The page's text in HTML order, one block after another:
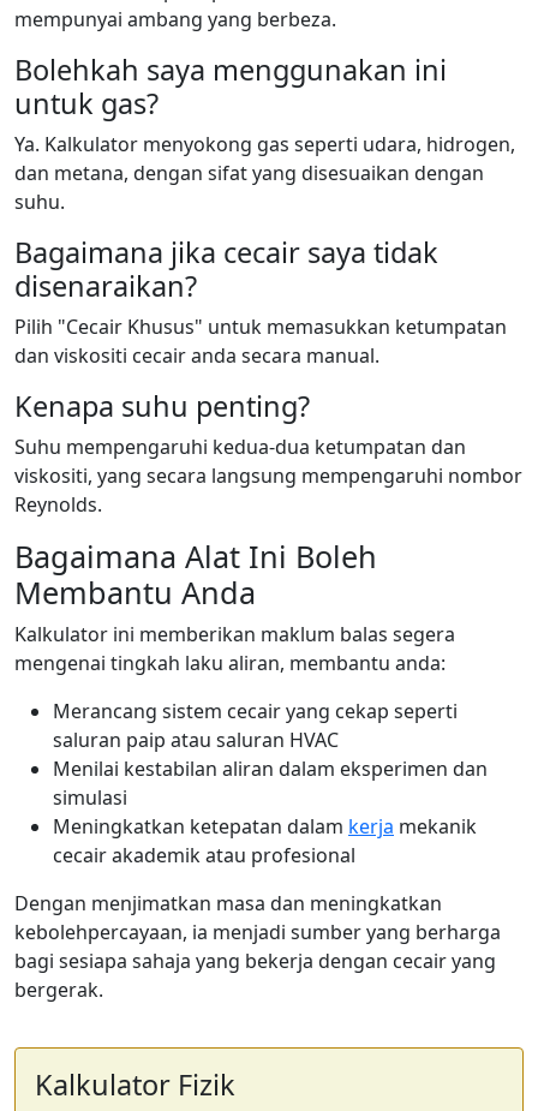
mempunyai ambang yang berbeza.
Bolehkah saya menggunakan ini
untuk gas?
Ya. Kalkulator menyokong gas seperti udara, hidrogen,
dan metana, dengan sifat yang disesuaikan dengan
suhu.
Bagaimana jika cecair saya tidak
disenaraikan?
Pilih "Cecair Khusus" untuk memasukkan ketumpatan
dan viskositi cecair anda secara manual.
Kenapa suhu penting?
Suhu mempengaruhi kedua-dua ketumpatan dan
viskositi, yang secara langsung mempengaruhi nombor
Reynolds.
Bagaimana Alat Ini Boleh
Membantu Anda
Kalkulator ini memberikan maklum balas segera
mengenai tingkah laku aliran, membantu anda:
Merancang sistem cecair yang cekap seperti
saluran paip atau saluran HVAC
Menilai kestabilan aliran dalam eksperimen dan
simulasi
Meningkatkan ketepatan dalam kerja mekanik
cecair akademik atau profesional
Dengan menjimatkan masa dan meningkatkan
kebolehpercayaan, ia menjadi sumber yang berharga
bagi sesiapa sahaja yang bekerja dengan cecair yang
bergerak.
Kalkulator Fizik